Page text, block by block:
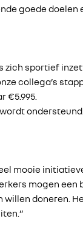
goede
zich sportief
collega’s
€5.995.
mooie
mogen
doneren.